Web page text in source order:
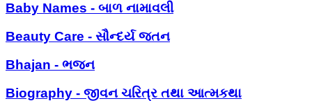
Baby Names - બાળ નામાવલી
Beauty Care - સૌન્દર્ય જતન
Bhajan - ભજન
Biography - જીવન ચરિત્ર તથા આત્મકથા